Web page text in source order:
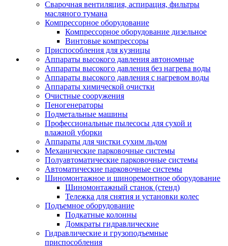
Сварочная вентиляция, аспирация, фильтры
масляного тумана
Компрессорное оборудование
Компрессорное оборудование дизельное
Винтовые компрессоры
Приспособления для кузницы
Аппараты высокого давления автономные
Аппараты высокого давления без нагрева воды
Аппараты высокого давления с нагревом воды
Аппараты химической очистки
Очистные сооружения
Пеногенераторы
Подметальные машины
Профессиональные пылесосы для сухой и
влажной уборки
Аппараты для чистки сухим льдом
Механические парковочные системы
Полуавтоматические парковочные системы
Автоматические парковочные системы
Шиномонтажное и шиноремонтное оборудование
Шиномонтажный станок (стенд)
Тележка для снятия и установки колес
Подъемное оборудование
Подкатные колонны
Домкраты гидравлические
Гидравлические и грузоподъемные
приспособления